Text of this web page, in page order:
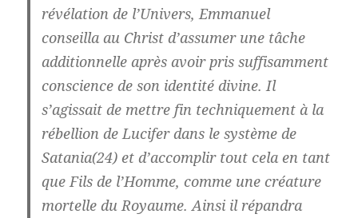
révélation de l’Univers, Emmanuel
conseilla au Christ d’assumer une tâche
additionnelle après avoir pris suffisamment
conscience de son identité divine. Il
s’agissait de mettre fin techniquement à la
rébellion de Lucifer dans le système de
Satania(24) et d’accomplir tout cela en tant
que Fils de l’Homme, comme une créature
mortelle du Royaume. Ainsi il répandra